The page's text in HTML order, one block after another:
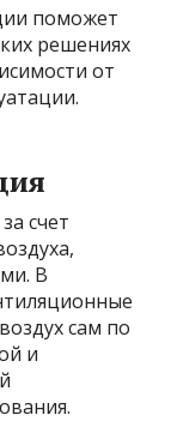
поможет
решениях
от
счет
В
сам по
и